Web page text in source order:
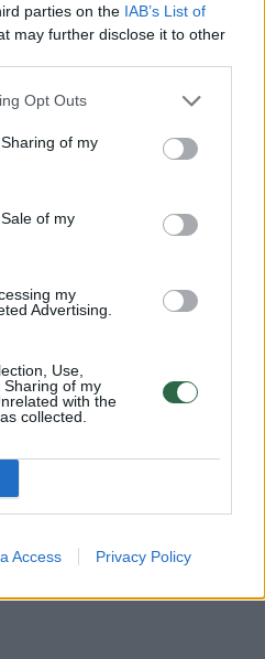
parties on the IAB’s List of
may further disclose it to other
Opt Outs
of my
of my
my
Advertising.
Use,
of my
with the
collected.
Access Privacy Policy
registruoti vartotojai.
vartotojų
komentaruose!